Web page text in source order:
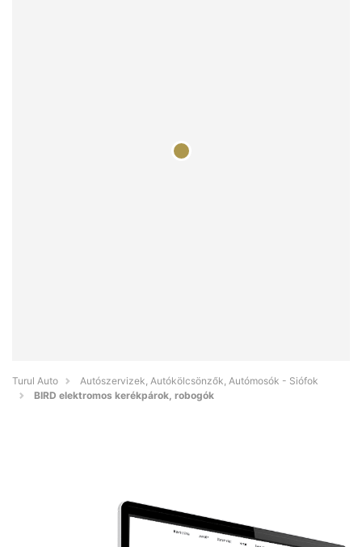
Turul Auto
Autószervizek, Autókölcsönzők, Autómosók - Siófok
BIRD elektromos kerékpárok, robogók